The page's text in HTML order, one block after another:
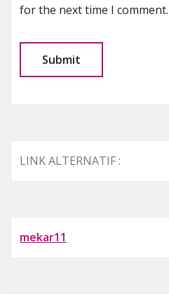
for the next time I comment.
LINK ALTERNATIF :
mekar11